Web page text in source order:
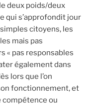
deux poids/deux
qui s’approfondit jour
citoyens, les
mais pas
« pas responsables
également dans
lors que l’on
fonctionnement, et
compétence ou